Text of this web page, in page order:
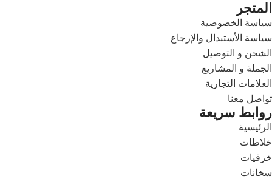
المتجر
سياسة الخصوصية
سياسة الأستبدال والإرجاع
الشحن و التوصيل
الجملة و المشاريع
العلامات التجارية
تواصل معنا
روابط سريعة
الرئيسية
خلاطات
خزفيات
سخانات